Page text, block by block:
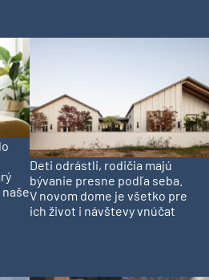
Deti odrástli, rodičia majú
bývanie presne podľa seba.
V novom dome je všetko pre
ich život i návštevy vnúčat